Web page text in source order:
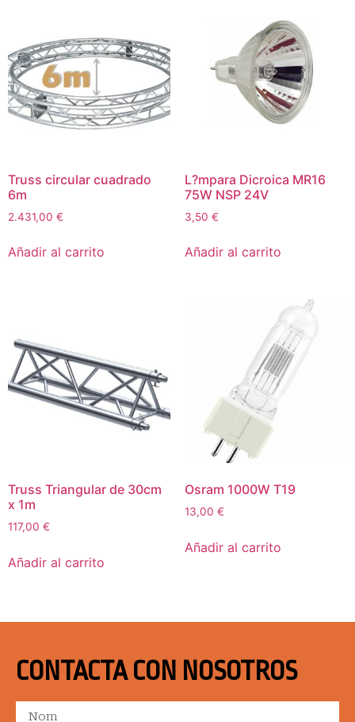
Truss circular cuadrado
6m
2.431,00 €
Añadir al carrito
L?mpara Dicroica MR16
75W NSP 24V
3,50 €
Añadir al carrito
Truss Triangular de 30cm
x 1m
117,00 €
Añadir al carrito
Osram 1000W T19
13,00 €
Añadir al carrito
CONTACTA CON NOSOTROS